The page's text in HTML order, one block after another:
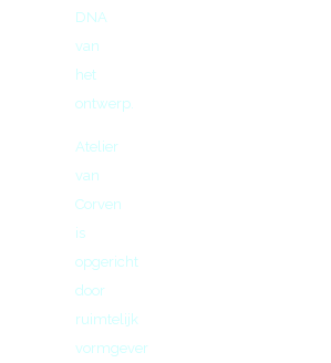
DNA
van
het
ontwerp.
Atelier
van
Corven
is
opgericht
door
ruimtelijk
vormgever